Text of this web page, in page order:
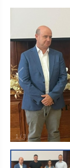
1 / 3